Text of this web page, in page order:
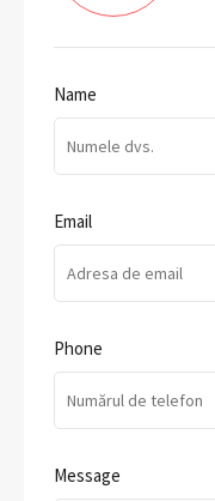
Name
Email
Phone
Message